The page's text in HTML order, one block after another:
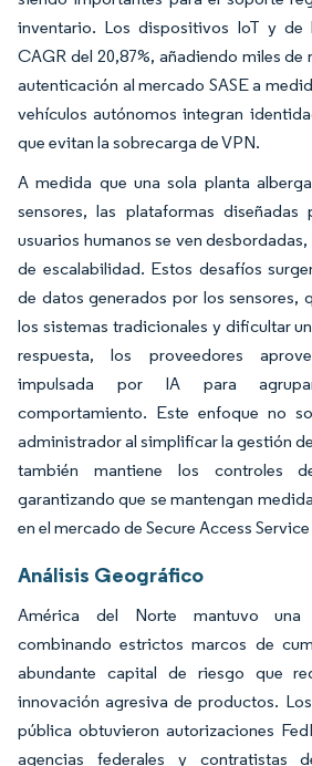
inventario. Los dispositivos IoT y de
CAGR del 20,87%, añadiendo miles de
autenticación al mercado SASE a
vehículos autónomos integran
que evitan la sobrecarga de VPN.
A medida que una sola planta
sensores, las plataformas
usuarios humanos se ven
de escalabilidad. Estos desafíos
de datos generados por los sensores,
los sistemas tradicionales y dificultar
respuesta, los proveedores
impulsada por IA para
comportamiento. Este enfoque no
administrador al simplificar la gestión
también mantiene los controles
garantizando que se mantengan
en el mercado de Secure Access
Análisis Geográfico
América del Norte mantuvo una
combinando estrictos marcos de
abundante capital de riesgo que
innovación agresiva de productos.
pública obtuvieron autorizaciones
agencias federales y contratistas